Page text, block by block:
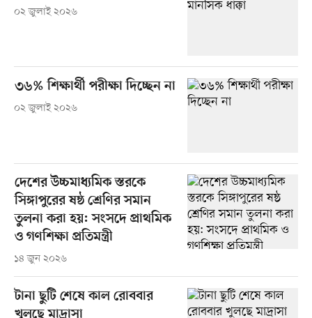
০২ জুলাই ২০২৬
৩৬% শিক্ষার্থী পরীক্ষা দিচ্ছেন না
০২ জুলাই ২০২৬
দেশের উচ্চমাধ্যমিক স্তরকে
সিঙ্গাপুরের ষষ্ঠ শ্রেণির সমান
তুলনা করা হয়: সংসদে প্রাথমিক
ও গণশিক্ষা প্রতিমন্ত্রী
১৪ জুন ২০২৬
টানা ছুটি শেষে কাল রোববার